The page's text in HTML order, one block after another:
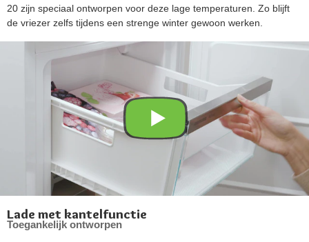
20 zijn speciaal ontworpen voor deze lage temperaturen. Zo blijft
de vriezer zelfs tijdens een strenge winter gewoon werken.
Lade met kantelfunctie
Toegankelijk ontworpen